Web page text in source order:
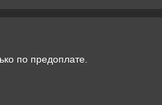
по предоплате.